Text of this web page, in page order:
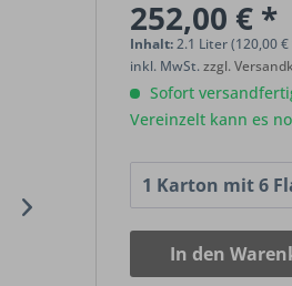
252,00 € *
Inhalt:2.1 Liter (120,00
inkl. MwSt.zzgl.
Sofort
Vereinzelt kann es
In den